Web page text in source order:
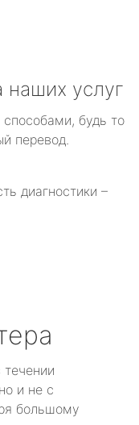
наших услуг
будь то
перевод.
диагностики –
и не с
большому